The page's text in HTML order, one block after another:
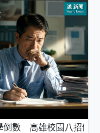
倒數 高雄校園八招仍